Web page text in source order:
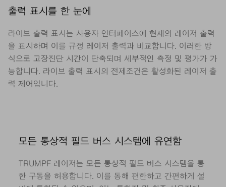
출력 표시를 한 눈에
라이브 출력 표시는 사용자 인터페이스에 현재의 레이저 출력
을 표시하며 이를 규정 레이저 출력과 비교합니다. 이러한 방
식으로 고장진단 시간이 단축되며 세부적인 측정 및 평가가 가
능합니다. 라이브 출력 표시의 전제조건은 활성화된 레이저 출
력 제어입니다.
모든 통상적 필드 버스 시스템에 유연함
TRUMPF 레이저는 모든 통상적 필드 버스 시스템을 통
한 구동을 허용합니다. 이를 통해 편한하고 간편하게 설